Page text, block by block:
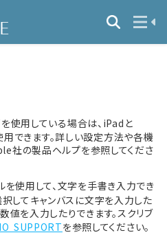
用している場合は、iPadと
きます。詳しい設定方法や各機
社の製品ヘルプを参照してくださ
使用して、文字を手書き入力でき
してキャンバスに文字を入力した
値を入力したりできます。スクリブ
SUPPORTを参照してください。